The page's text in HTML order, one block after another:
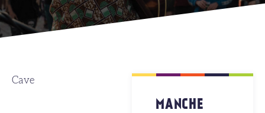
Cave
MANCHE